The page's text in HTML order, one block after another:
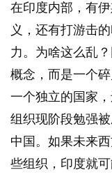
在印度内部，有
义，还有打游击
力。为啥这么乱
概念，而是一个
一个独立的国家
组织现阶段勉强
中国。如果未来
些组织，印度就